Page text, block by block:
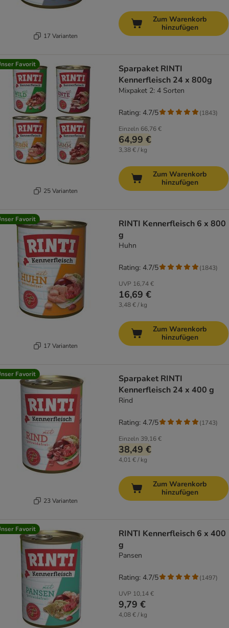
17 Varianten
Zum Warenkorb
hinzufügen
Favorit
25 Varianten
Sparpaket RINTI
Kennerfleisch 24 x 800g
Mixpaket 2: 4 Sorten
Einzeln 66,76 €
64,99 €
3,38 € / kg
Rating: 4.7/5 (1843)
Zum Warenkorb
hinzufügen
Favorit
17 Varianten
RINTI Kennerfleisch 6 x 800
g
Huhn
UVP 16,74 €
16,69 €
3,48 € / kg
Rating: 4.7/5 (1843)
Zum Warenkorb
hinzufügen
Favorit
23 Varianten
Sparpaket RINTI
Kennerfleisch 24 x 400 g
Rind
Einzeln 39,16 €
38,49 €
4,01 € / kg
Rating: 4.7/5 (1743)
Zum Warenkorb
hinzufügen
Favorit
RINTI Kennerfleisch 6 x 400
g
Pansen
UVP 10,14 €
9,79 €
4,08 € / kg
Rating: 4.7/5 (1497)